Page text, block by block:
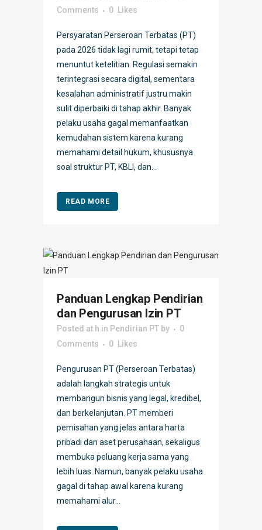
Comments
0 Likes
Persyaratan Perseroan Terbatas (PT)
pada 2026 tidak lagi rumit, tetapi tetap
menuntut ketelitian. Regulasi semakin
terintegrasi secara digital, sementara
kesalahan administratif justru makin
sulit diperbaiki di tahap akhir. Banyak
pelaku usaha gagal memanfaatkan
kemudahan sistem karena kurang
memahami detail hukum, khususnya
soal struktur PT, KBLI, dan...
READ MORE
Panduan Lengkap Pendirian
dan Pengurusan Izin PT
Posted at h in Pendirian PT by
0
Comments
0 Likes
Pengurusan PT (Perseroan Terbatas)
adalah langkah strategis untuk
membangun bisnis yang legal, kredibel,
dan berkelanjutan. PT memberi
pemisahan yang jelas antara harta
pribadi dan aset perusahaan, sekaligus
membuka peluang kerja sama yang
lebih luas. Namun, banyak pelaku usaha
gagal di tahap awal karena kurang
memahami alur...